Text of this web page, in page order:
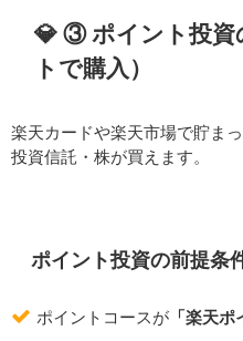
💎 ③ ポイント投資
トで購入）
楽天カードや楽天市場で貯ま
投資信託・株が買えます。
ポイント投資の前提条
ポイントコースが「楽天ポ